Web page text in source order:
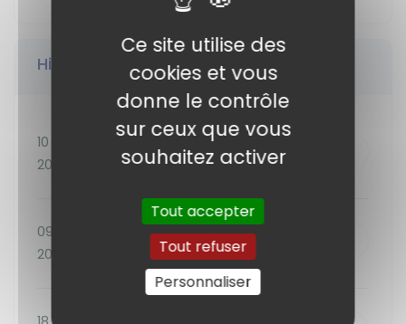
Historique des prélèvements
10 juil.
2026
Télécharger
09 juin
2026
Ce site utilise des
cookies et vous
donne le contrôle
sur ceux que vous
souhaitez activer
Tout accepter
Tout refuser
Personnaliser